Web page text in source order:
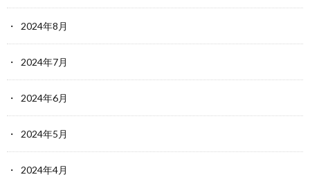
2024年8月
2024年7月
2024年6月
2024年5月
2024年4月